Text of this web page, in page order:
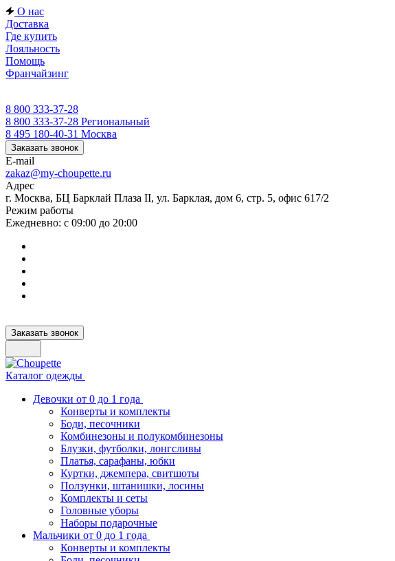
О нас
Доставка
Где купить
Лояльность
Помощь
Франчайзинг
8 800 333-37-28
8 800 333-37-28 Региональный
8 495 180-40-31 Москва
Заказать звонок
E-mail
zakaz@my-choupette.ru
Адрес
г. Москва, БЦ Барклай Плаза II, ул. Барклая, дом 6, стр. 5, офис 617/2
Режим работы
Ежедневно: с 09:00 до 20:00
Заказать звонок
Каталог одежды
Девочки от 0 до 1 года
Конверты и комплекты
Боди, песочники
Комбинезоны и полукомбинезоны
Блузки, футболки, лонгсливы
Платья, сарафаны, юбки
Куртки, джемпера, свитшоты
Ползунки, штанишки, лосины
Комплекты и сеты
Головные уборы
Наборы подарочные
Мальчики от 0 до 1 года
Конверты и комплекты